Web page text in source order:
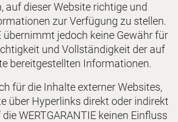
auf dieser Website richtige und
zur Verfügung zu stellen.
übernimmt jedoch keine Gewähr für
und Vollständigkeit der auf
bereitgestellten Informationen.
für die Inhalte externer Websites,
über Hyperlinks direkt oder indirekt
WERTGARANTIE keinen Einfluss